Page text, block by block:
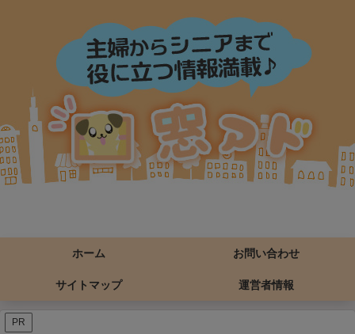
ホーム お問い合わせ
サイトマップ 運営者情報
PR